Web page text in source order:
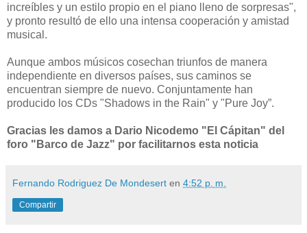
increíbles y un estilo propio en el piano lleno de sorpresas",
y pronto resultó de ello una intensa cooperación y amistad
musical.
Aunque ambos músicos cosechan triunfos de manera
independiente en diversos países, sus caminos se
encuentran siempre de nuevo. Conjuntamente han
producido los CDs "Shadows in the Rain" y "Pure Joy”.
Gracias les damos a Dario Nicodemo "El Cápitan" del
foro "Barco de Jazz" por facilitarnos esta noticia
Fernando Rodriguez De Mondesert en 4:52 p. m.
Compartir